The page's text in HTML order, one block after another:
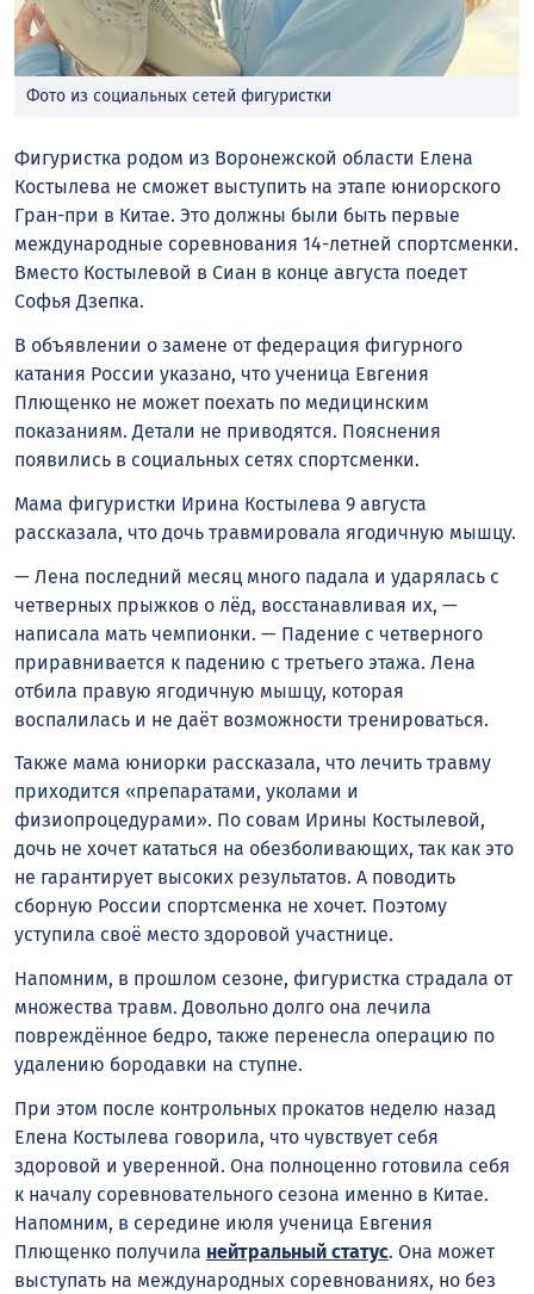
Фото из социальных сетей фигуристки
Фигуристка родом из Воронежской области Елена
Костылева не сможет выступить на этапе юниорского
Гран-при в Китае. Это должны были быть первые
международные соревнования 14-летней спортсменки.
Вместо Костылевой в Сиан в конце августа поедет
Софья Дзепка.
В объявлении о замене от федерация фигурного
катания России указано, что ученица Евгения
Плющенко не может поехать по медицинским
показаниям. Детали не приводятся. Пояснения
появились в социальных сетях спортсменки.
Мама фигуристки Ирина Костылева 9 августа
рассказала, что дочь травмировала ягодичную мышцу.
— Лена последний месяц много падала и ударялась с
четверных прыжков о лëд, восстанавливая их, —
написала мать чемпионки. — Падение с четверного
приравнивается к падению с третьего этажа. Лена
отбила правую ягодичную мышцу, которая
воспалилась и не даëт возможности тренироваться.
Также мама юниорки рассказала, что лечить травму
приходится «препаратами, уколами и
физиопроцедурами». По совам Ирины Костылевой,
дочь не хочет кататься на обезболивающих, так как это
не гарантирует высоких результатов. А поводить
сборную России спортсменка не хочет. Поэтому
уступила своё место здоровой участнице.
Напомним, в прошлом сезоне, фигуристка страдала от
множества травм. Довольно долго она лечила
повреждённое бедро, также перенесла операцию по
удалению бородавки на ступне.
При этом после контрольных прокатов неделю назад
Елена Костылева говорила, что чувствует себя
здоровой и уверенной. Она полноценно готовила себя
к началу соревновательного сезона именно в Китае.
Напомним, в середине июля ученица Евгения
Плющенко получила нейтральный статус. Она может
выступать на международных соревнованиях, но без